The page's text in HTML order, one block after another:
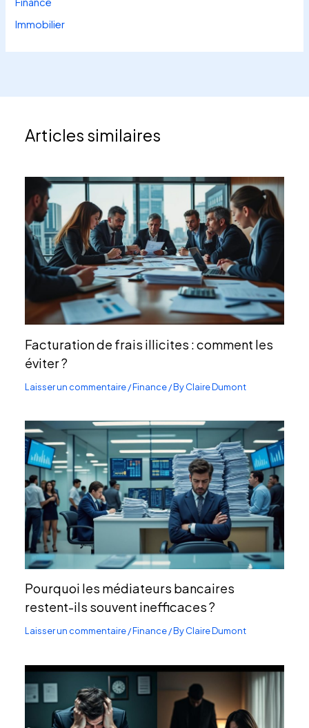
Immobilier
Articles similaires
Facturation de frais illicites : comment les
éviter ?
Laisser un commentaire/Finance/ ByClaire Dumont
Pourquoi les médiateurs bancaires
restent-ils souvent inefficaces ?
Laisser un commentaire/Finance/ ByClaire Dumont